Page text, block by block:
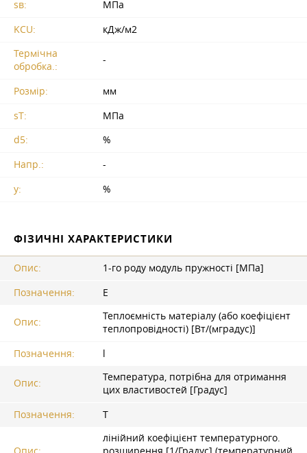
sв:
МПа
KCU:
кДж/м2
Термічна
обробка.:
-
Розмір:
мм
sT:
МПа
d5:
%
Напр.:
-
y:
%
ФІЗИЧНІ ХАРАКТЕРИСТИКИ
Опис:
1-го роду модуль пружності [МПа]
Позначення:
E
Опис:
Теплоємність матеріалу (або коефіцієнт
теплопровідності) [Вт/(мградус)]
Позначення:
l
Опис:
Температура, потрібна для отримання
цих властивостей [Градус]
Позначення:
T
лінійний коефіцієнт температурного.